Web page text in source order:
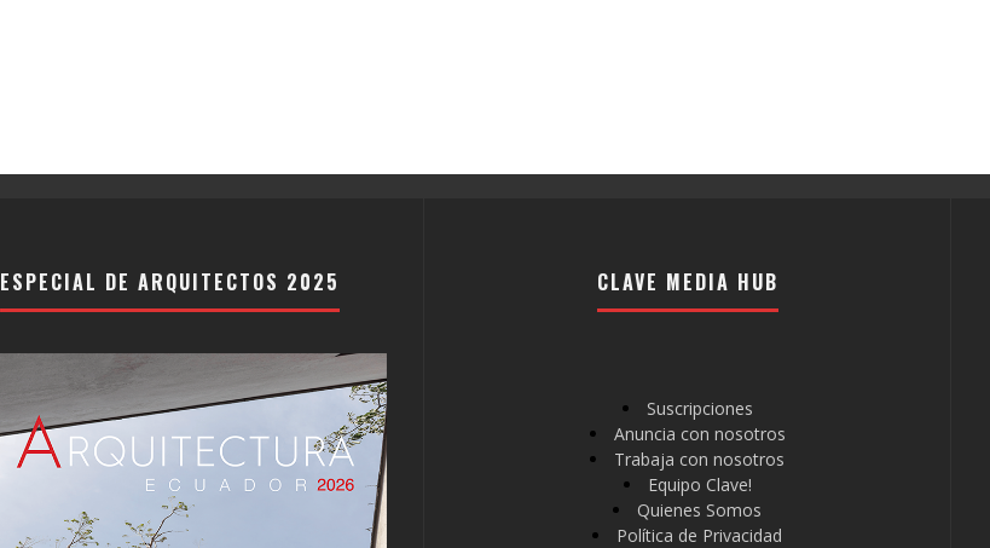
ESPECIAL DE ARQUITECTOS 2025 CLAVE MEDIA HUB
Suscripciones
Anuncia con nosotros
Trabaja con nosotros
Equipo Clave!
Quienes Somos
Política de Privacidad